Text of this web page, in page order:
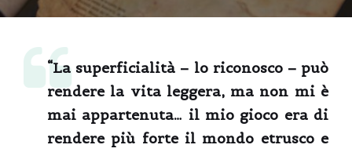
“La superficialità – lo riconosco – può
rendere la vita leggera, ma non mi è
mai appartenuta… il mio gioco era di
rendere più forte il mondo etrusco e